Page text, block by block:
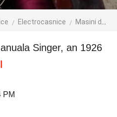
Electrocasnice Masini de cusut
Singer, an 1926
PM